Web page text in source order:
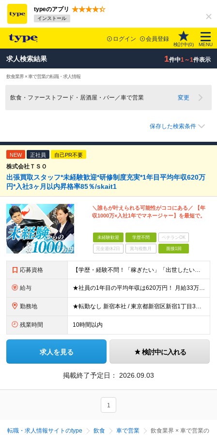
typeのアプリ
インストール
ログイン 会員登録
検討中(0) MENU
求人検索結果 1件中1～1件表示
飲食業界 × 車で営業の転職・求人情報
飲食・ファーストフード・居酒屋・バー／車で営業 変更
保存した検索条件
NEW 正社員 自己PR不要
株式会社ＴＳＯ
出張買取スタッフ*未経験歓迎*研修制度充実*1年目平均年収620万
円*入社3ヶ月以内昇格率85％/skait1
＼誰もが叶えられる可能性がココにある／ 【年
収1000万×入社1年でマネージャー】を最短で。
未経験歓迎 学歴不問 ベテランOK
完全週休2日 賞与複数月 面接1回
応募資格 【学歴・経験不問！「稼ぎたい」「出世したい」方歓迎】 ●普通自動車運転免許（AT限定可）をお持ちの方 ☆こんな方はおすすめ！☆ ◎成長市場へ挑戦したい方 ◎年功序列ではなく正当な評価と報酬を得たい方
給与 ★社員の1年目の平均年収は620万円！ 月給33万円～120万円＋インセンティブ＋賞与年1回 ※経験・能力を考慮の上、決定します。 ※固定残業代（月69.5時間分・9万7,000円～）含む。超過分別
勤務地 ★転勤なし 新宿本社 / 東京都新宿区新宿1丁目3番12号 配属エリア 新宿本社、千葉支店、池袋支店、立川支店、大宮支店、品川支店、新横浜支店、横浜支店、竹ノ塚支店、水戸支店、高崎支店、宇都宮支店
残業時間 10時間以内
求人を見る 検討中に入れる
掲載終了予定日： 2026.09.03
1
転職・求人情報サイトのtype 飲食 車で営業 飲食業界 × 車で営業の